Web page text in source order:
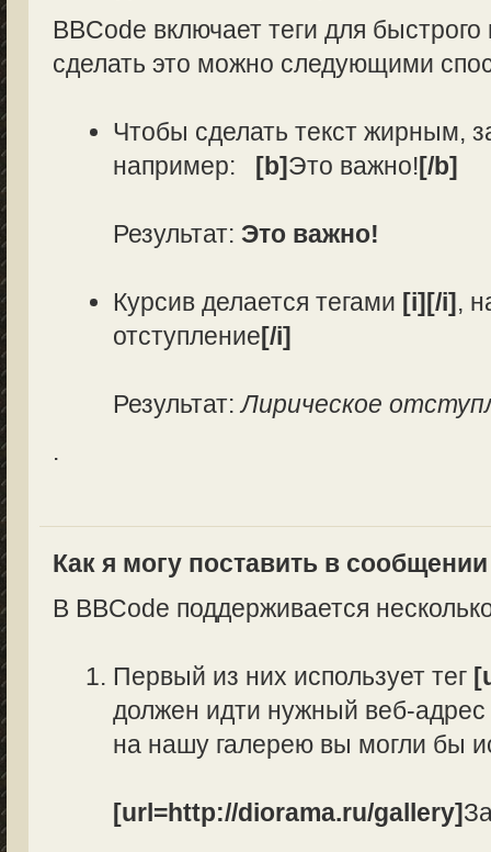
BBCode включает теги для
сделать это можно следующими
Чтобы сделать текст жирным,
например: [b]Это важно![/b]
Результат: Это важно!
Курсив делается тегами [i][/i],
отступление[/i]
Результат:Лирическое
.
Как я могу поставить в
В BBCode поддерживается
Первый из них использует тег
должен идти нужный веб-
на нашу галерею вы могли бы
[url=http://diorama.ru/gallery]